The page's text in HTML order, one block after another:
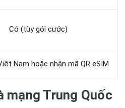
Có (tùy gói cước)
Nam hoặc nhận mã QR eSIM
mạng Trung Quốc